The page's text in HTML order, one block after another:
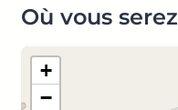
Où vous serez
+
−